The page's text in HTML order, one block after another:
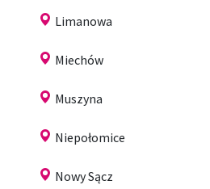
Limanowa
Miechów
Muszyna
Niepołomice
Nowy Sącz